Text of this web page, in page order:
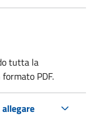
tutta la
PDF.